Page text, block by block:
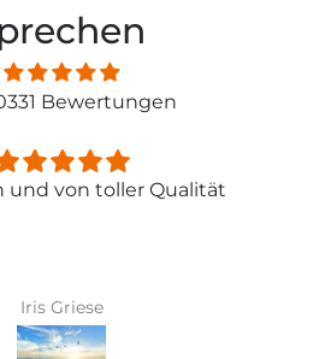
Bewertungen
und von toller Qualität
Iris Griese